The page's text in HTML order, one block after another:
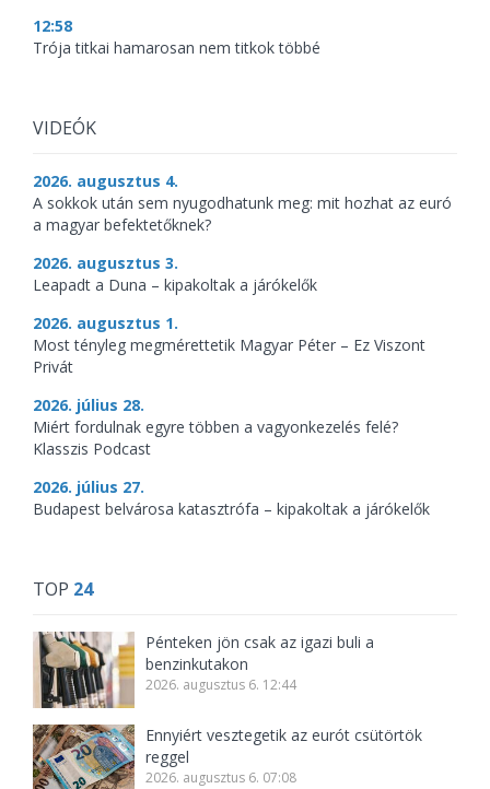
12:58
Trója titkai hamarosan nem titkok többé
VIDEÓK
2026. augusztus 4.
A sokkok után sem nyugodhatunk meg: mit hozhat az euró
a magyar befektetőknek?
2026. augusztus 3.
Leapadt a Duna – kipakoltak a járókelők
2026. augusztus 1.
Most tényleg megmérettetik Magyar Péter – Ez Viszont
Privát
2026. július 28.
Miért fordulnak egyre többen a vagyonkezelés felé?
Klasszis Podcast
2026. július 27.
Budapest belvárosa katasztrófa – kipakoltak a járókelők
TOP 24
Pénteken jön csak az igazi buli a
benzinkutakon
2026. augusztus 6. 12:44
Ennyiért vesztegetik az eurót csütörtök
reggel
2026. augusztus 6. 07:08